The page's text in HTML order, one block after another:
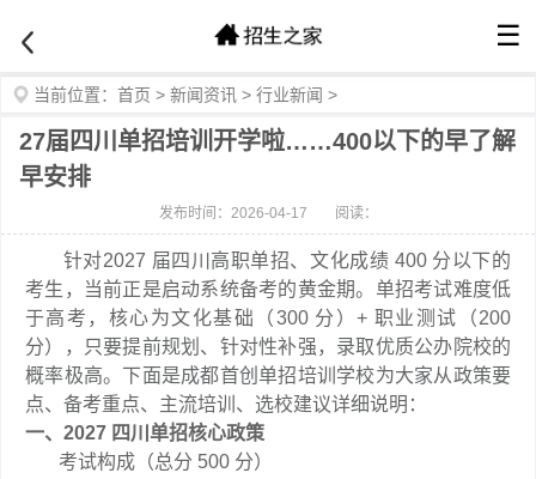
☰
当前位置： 首页 > 新闻资讯 > 行业新闻 >
27届四川单招培训开学啦……400以下的早了解
早安排
发布时间：2026-04-17 阅读：
针对2027 届四川高职单招、文化成绩 400 分以下的
考生，当前正是启动系统备考的黄金期。单招考试难度低
于高考，核心为文化基础（300 分）+ 职业测试（200
分），只要提前规划、针对性补强，录取优质公办院校的
概率极高。下面是成都首创单招培训学校为大家从政策要
点、备考重点、主流培训、选校建议详细说明：
一、2027 四川单招核心政策
考试构成（总分 500 分）